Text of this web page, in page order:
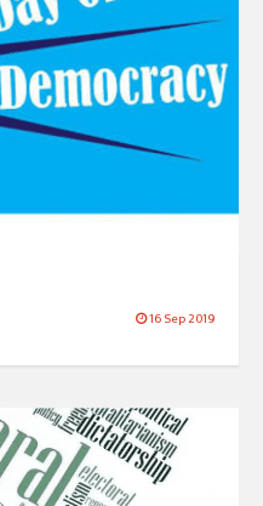
16 Sep 2019